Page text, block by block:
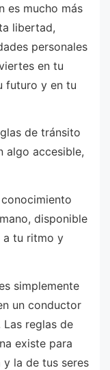
es mucho más
libertad,
personales
en tu
futuro y en tu
de tránsito
algo accesible,
disponible
a tu ritmo y
simplemente
un conductor
reglas de
existe para
la de tus seres